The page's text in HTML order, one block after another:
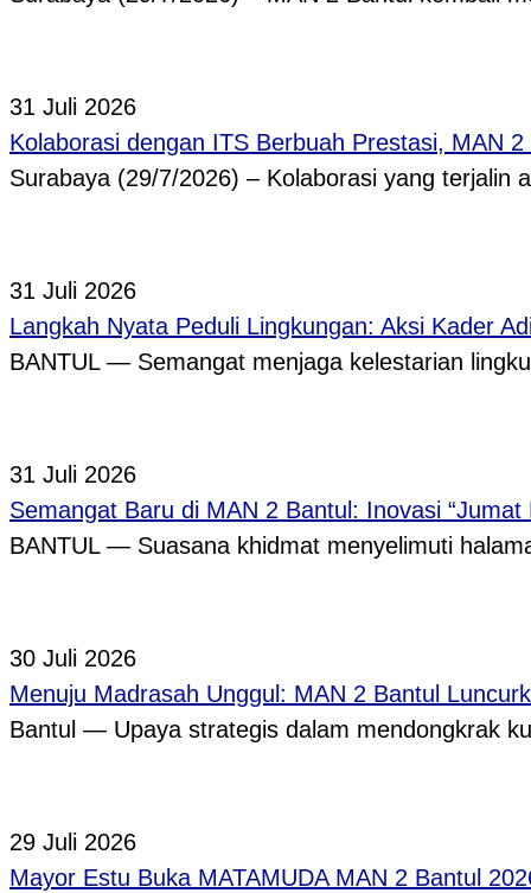
31 Juli 2026
Kolaborasi dengan ITS Berbuah Prestasi, MAN
Surabaya (29/7/2026) – Kolaborasi yang terjalin
31 Juli 2026
Langkah Nyata Peduli Lingkungan: Aksi Kader
BANTUL — Semangat menjaga kelestarian
31 Juli 2026
Semangat Baru di MAN 2 Bantul: Inovasi
BANTUL — Suasana khidmat menyelimuti
30 Juli 2026
Menuju Madrasah Unggul: MAN 2 Bantul
Bantul — Upaya strategis dalam mendongkrak
29 Juli 2026
Mayor Estu Buka MATAMUDA MAN 2 Bantul